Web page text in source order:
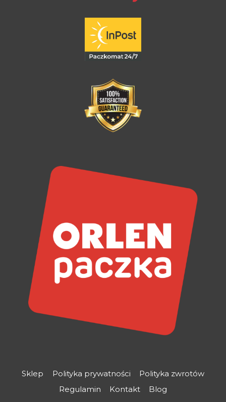
Sklep Polityka prywatności
Polityka zwrotów
Regulamin
Kontakt Blog